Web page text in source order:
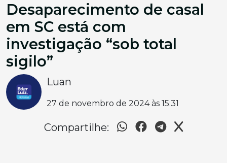
Desaparecimento de casal
em SC está com
investigação “sob total
sigilo”
Luan
27 de novembro de 2024 às 15:31
Compartilhe: